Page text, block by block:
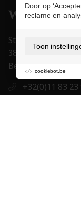
Stapelstraat 15-17
3800 Sint-Truiden
België
+32(0)11 83 23
Door op
reclame en
Toon
cookiebot.be